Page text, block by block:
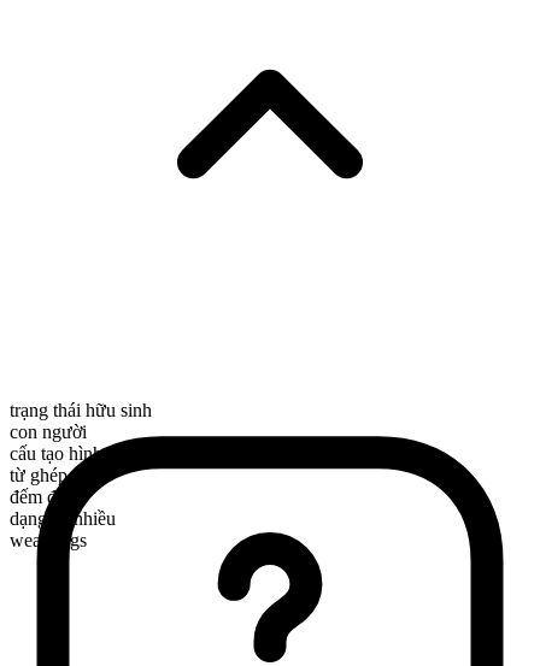
trạng thái hữu sinh
con người
cấu tạo hình thái
từ ghép
đếm được
dạng số nhiều
weaklings